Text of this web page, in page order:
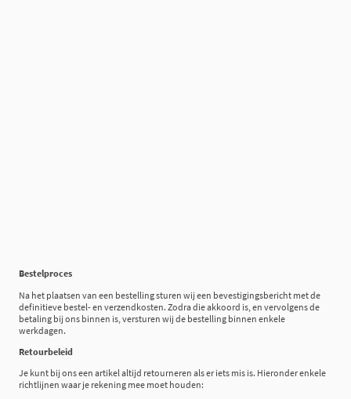
Bestelproces
Na het plaatsen van een bestelling sturen wij een bevestigingsbericht met de
definitieve bestel- en verzendkosten. Zodra die akkoord is, en vervolgens de
betaling bij ons binnen is, versturen wij de bestelling binnen enkele
werkdagen.
Retourbeleid
Je kunt bij ons een artikel altijd retourneren als er iets mis is. Hieronder enkele
richtlijnen waar je rekening mee moet houden: